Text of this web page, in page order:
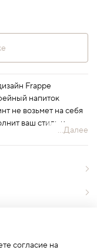
Frappe
напиток
не возьмет на себя
ваш стиль и
...Далее
согласие на